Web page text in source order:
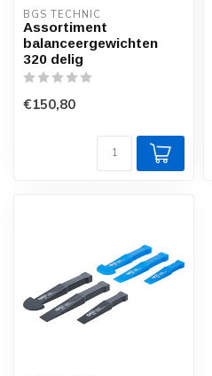
BGS TECHNIC
Assortiment
balanceergewichten
320 delig
€150,80